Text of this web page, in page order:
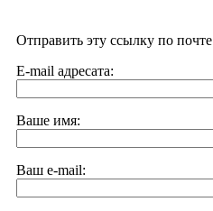
Отправить эту ссылку по почте
E-mail адресата:
Ваше имя:
Ваш e-mail: